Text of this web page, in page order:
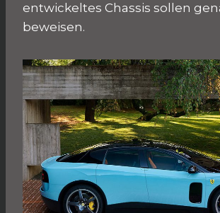
entwickeltes Chassis sollen
beweisen.